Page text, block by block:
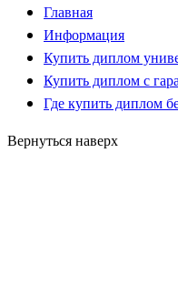
Главная
Информация
Купить диплом
Купить диплом с
Где купить диплом
Вернуться наверх